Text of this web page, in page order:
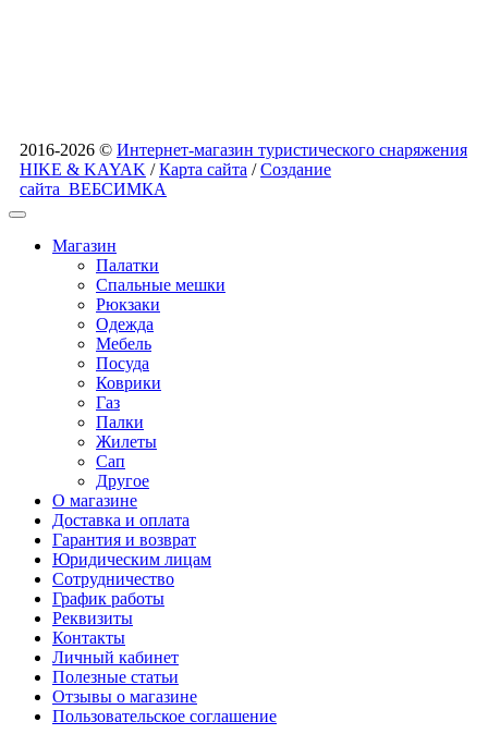
2016-2026 © Интернет-магазин туристического снаряжения
HIKE & KAYAK /Карта сайта /Создание
сайта ВЕБСИМКА
Магазин
Палатки
Спальные мешки
Рюкзаки
Одежда
Мебель
Посуда
Коврики
Газ
Палки
Жилеты
Сап
Другое
О магазине
Доставка и оплата
Гарантия и возврат
Юридическим лицам
Сотрудничество
График работы
Реквизиты
Контакты
Личный кабинет
Полезные статьи
Отзывы о магазине
Пользовательское соглашение